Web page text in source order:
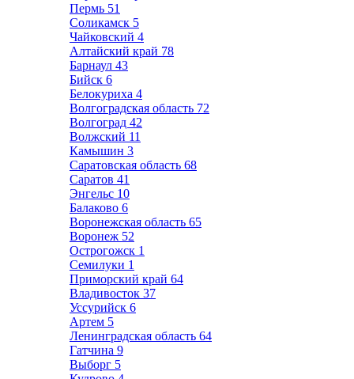
Пермь 51
Соликамск 5
Чайковский 4
Алтайский край 78
Барнаул 43
Бийск 6
Белокуриха 4
Волгоградская область 72
Волгоград 42
Волжский 11
Камышин 3
Саратовская область 68
Саратов 41
Энгельс 10
Балаково 6
Воронежская область 65
Воронеж 52
Острогожск 1
Семилуки 1
Приморский край 64
Владивосток 37
Уссурийск 6
Артем 5
Ленинградская область 64
Гатчина 9
Выборг 5